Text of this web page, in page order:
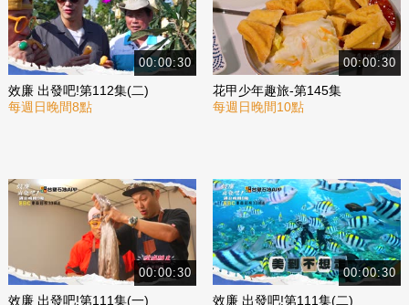
00:00:30
效廉 出發吧!第112集(二)
每週日晚間8點
00:00:30
花甲少年趣旅-第145集
每週日晚間10點
00:00:30
效廉 出發吧!第111集(一)
00:00:30
效廉 出發吧!第111集(二)